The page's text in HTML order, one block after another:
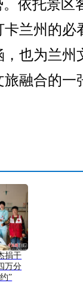
依托景区
兰州的必
，也为兰州
旅融合的一
捐干
万分
”